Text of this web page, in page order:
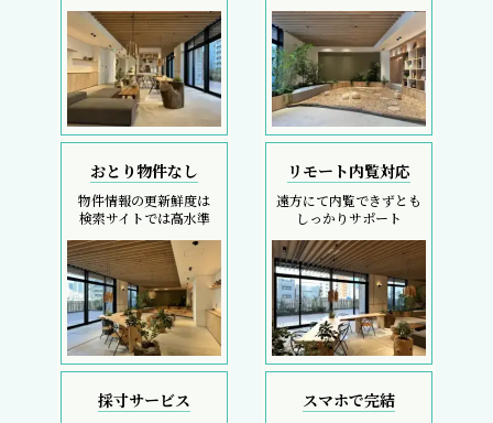
おとり物件なし
物件情報の更新鮮度は
検索サイトでは高水準
リモート内覧対応
遠方にて内覧できずとも
しっかりサポート
採寸サービス スマホで完結